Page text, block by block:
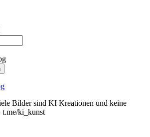
Bilder sind KI Kreationen und keine
t.me/ki_kunst